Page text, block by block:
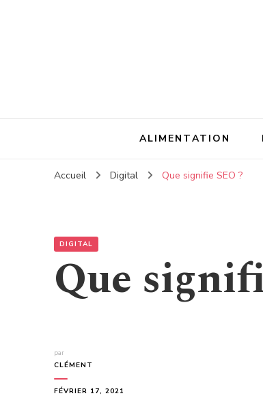
ALIMENTATION
Accueil Digital Que signifie SEO ?
DIGITAL
Que
par
CLÉMENT
FÉVRIER 17, 2021